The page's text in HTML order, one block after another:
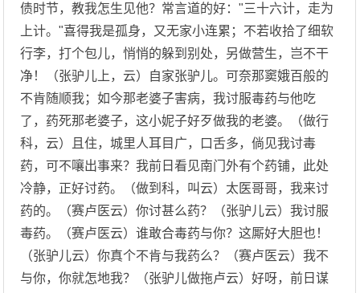
债时节，教我怎生见他？常言道的好："三十六计，走为
上计。"喜得我是孤身，又无家小连累；不若收拾了细软
行李，打个包儿，悄悄的躲到别处，另做营生，岂不干
净！（张驴儿上，云）自家张驴儿。可奈那窦娥百般的
不肯随顺我；如今那老婆子害病，我讨服毒药与他吃
了，药死那老婆子，这小妮子好歹做我的老婆。（做行
科，云）且住，城里人耳目广，口舌多，倘见我讨毒
药，可不嚷出事来？我前日看见南门外有个药铺，此处
冷静，正好讨药。（做到科，叫云）太医哥哥，我来讨
药的。（赛卢医云）你讨甚么药？（张驴儿云）我讨服
毒药。（赛卢医云）谁敢合毒药与你？这厮好大胆也！
（张驴儿云）你真个不肯与我药么？（赛卢医云）我不
与你，你就怎地我？（张驴儿做拖卢云）好呀，前日谋